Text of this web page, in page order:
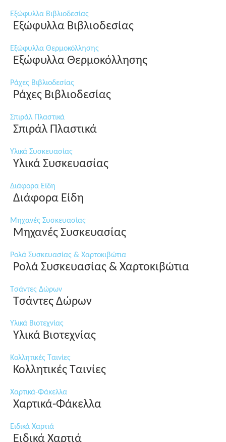
Εξώφυλλα Βιβλιοδεσίας
Εξώφυλλα Βιβλιοδεσίας
Εξώφυλλα Θερμοκόλλησης
Εξώφυλλα Θερμοκόλλησης
Ράχες Βιβλιοδεσίας
Ράχες Βιβλιοδεσίας
Σπιράλ Πλαστικά
Σπιράλ Πλαστικά
Υλικά Συσκευασίας
Υλικά Συσκευασίας
Διάφορα Είδη
Διάφορα Είδη
Μηχανές Συσκευασίας
Μηχανές Συσκευασίας
Ρολά Συσκευασίας & Χαρτοκιβώτια
Ρολά Συσκευασίας & Χαρτοκιβώτια
Τσάντες Δώρων
Τσάντες Δώρων
Υλικά Βιοτεχνίας
Υλικά Βιοτεχνίας
Κολλητικές Ταινίες
Κολλητικές Ταινίες
Χαρτικά-Φάκελλα
Χαρτικά-Φάκελλα
Ειδικά Χαρτιά
Ειδικά Χαρτιά